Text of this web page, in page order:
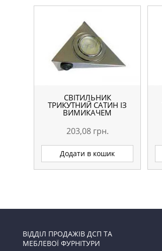
СВІТИЛЬНИК
ТРИКУТНИЙ САТИН ІЗ
ВИМИКАЧЕМ
203,08 грн.
Додати в кошик
ВІДДІЛ ПРОДАЖІВ ДСП ТА
МЕБЛЕВОЇ ФУРНІТУРИ